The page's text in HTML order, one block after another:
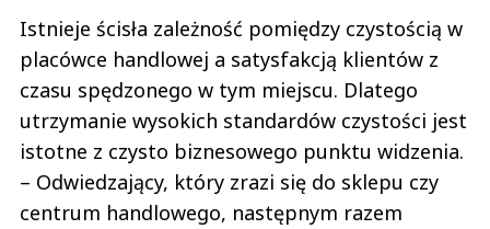
Istnieje ścisła zależność pomiędzy czystością w
placówce handlowej a satysfakcją klientów z
czasu spędzonego w tym miejscu. Dlatego
utrzymanie wysokich standardów czystości jest
istotne z czysto biznesowego punktu widzenia.
– Odwiedzający, który zrazi się do sklepu czy
centrum handlowego, następnym razem